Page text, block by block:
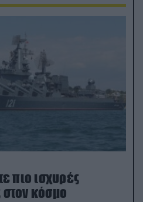
πιο ισχυρές
στον κόσμο